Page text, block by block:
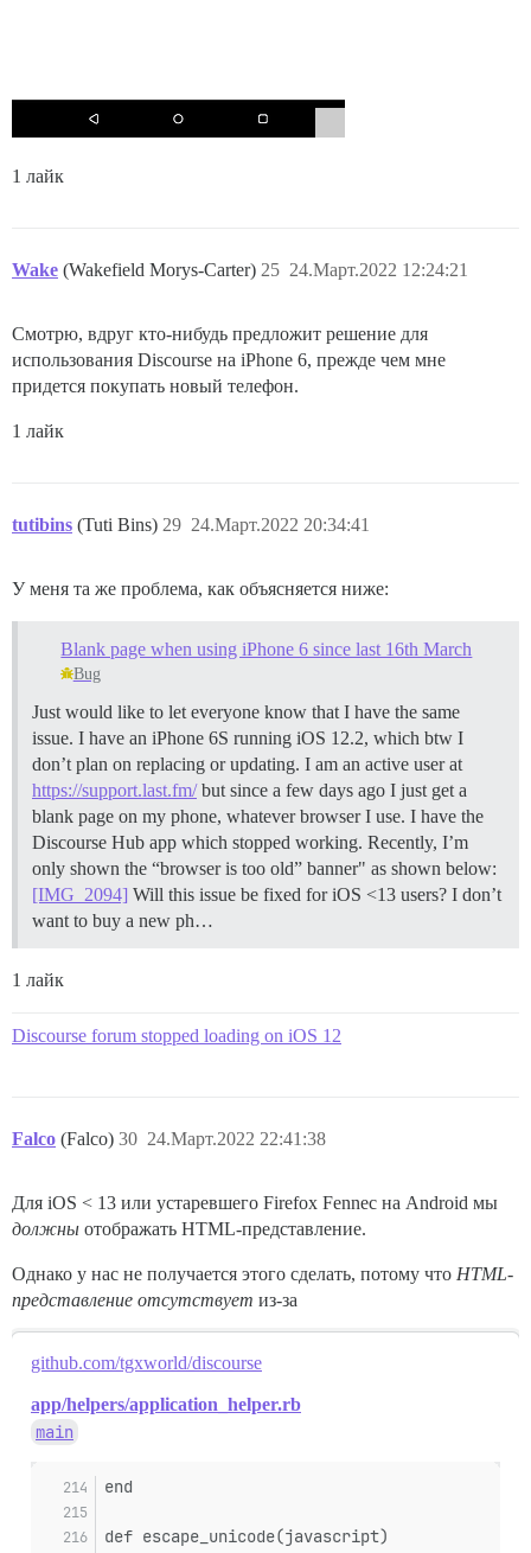
1 лайк
Wake (Wakefield Morys-Carter) 24.Март.2022 12:24:21
25
Смотрю, вдруг кто-нибудь предложит решение для
использования Discourse на iPhone 6, прежде чем мне
придется покупать новый телефон.
1 лайк
tutibins (Tuti Bins) 24.Март.2022 20:34:41
29
У меня та же проблема, как объясняется ниже:
Blank page when using iPhone 6 since last 16th March
Bug
Just would like to let everyone know that I have the same
issue. I have an iPhone 6S running iOS 12.2, which btw I
don’t plan on replacing or updating. I am an active user at
https://support.last.fm/but since a few days ago I just get a
blank page on my phone, whatever browser I use. I have the
Discourse Hub app which stopped working. Recently, I’m
only shown the “browser is too old” banner" as shown below:
[IMG_2094] Will this issue be fixed for iOS <13 users? I don’t
want to buy a new ph…
1 лайк
Discourse forum stopped loading on iOS 12
Falco (Falco) 24.Март.2022 22:41:38
30
Для iOS < 13 или устаревшего Firefox Fennec на Android мы
должны отображать HTML-представление.
Однако у нас не получается этого сделать, потому что HTML-
представление отсутствует из-за
github.com/tgxworld/discourse
app/helpers/application_helper.rb
main
end
def escape_unicode(javascript)